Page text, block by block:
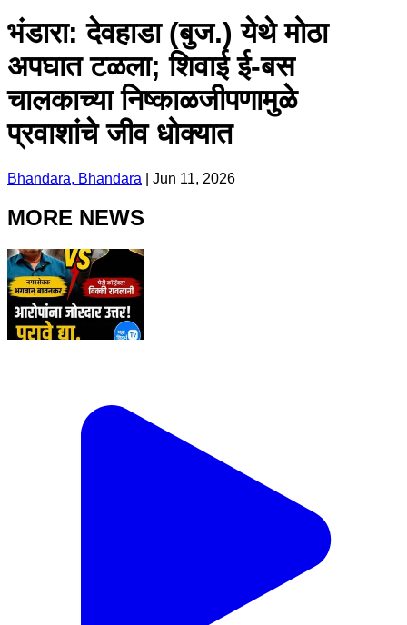
भंडारा: देवहाडा (बुज.) येथे मोठा
अपघात टळला; शिवाई ई-बस
चालकाच्या निष्काळजीपणामुळे
प्रवाशांचे जीव धोक्यात
Bhandara, Bhandara Jun 11, 2026
MORE NEWS